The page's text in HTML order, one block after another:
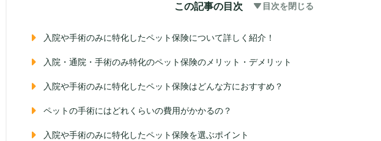
この記事の目次 目次を閉じる
入院や手術のみに特化したペット保険について詳しく紹介！
入院・通院・手術のみ特化のペット保険のメリット・デメリット
入院や手術のみに特化したペット保険はどんな方におすすめ？
ペットの手術にはどれくらいの費用がかかるの？
入院や手術のみに特化したペット保険を選ぶポイント